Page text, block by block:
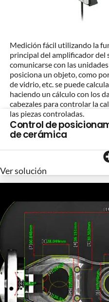
Medición fácil utilizando la
principal del amplificador del
comunicarse con las
posiciona un objeto, como
de vidrio, etc. se puede
haciendo un cálculo con los
cabezales para controlar la
las piezas controladas.
Control de
de cerámica
Ver solución